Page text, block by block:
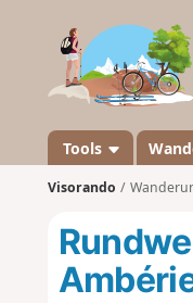
Tools
Visorando